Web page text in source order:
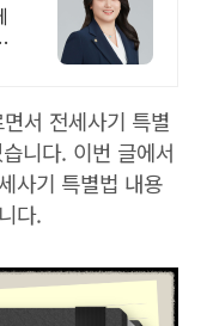
서 전세사기 특별
니다. 이번 글에서
사기 특별법 내용
다.